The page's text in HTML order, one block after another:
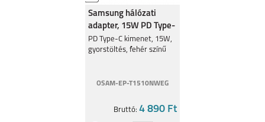
Samsung hálózati
adapter, 15W PD Type-
C, Fehér
PD Type-C kimenet, 15W,
gyorstöltés, fehér színű
OSAM-EP-T1510NWEG
Bruttó: 4 890 Ft